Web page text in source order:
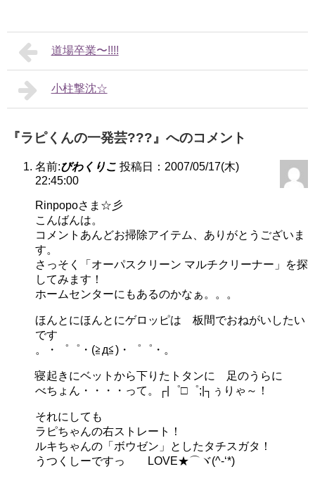
道場卒業〜!!!!
小柱撃沈☆
『ラピくんの一発芸???』へのコメント
名前:びわくりこ 投稿日：2007/05/17(木)
22:45:00
Rinpopoさま☆彡
こんばんは。
コメントあんどお掃除アイテム、ありがとうございま
す。
さっそく「オーパスクリーン マルチクリーナー」を探
してみます！
ホームセンターにもあるのかなぁ。。。
ほんとにほんとにゲロッピは 板間でおねがいしたい
です
。・゜゜・(≧д≦)・゜゜・。
寝起きにベットから下りたトタンに 足のうらに
べちょん・・・・って。┌|゜□゜;|┐ぅりゃ～！
それにしても
ラピちゃんの右ストレート！
ルキちゃんの「ボウゼン」としたタチスガタ！
うつくしーですっ LOVE★⌒ヾ(^-‘*)